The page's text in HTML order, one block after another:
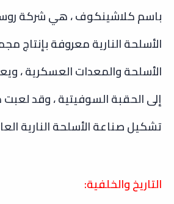
باسم كلاشينكوف ، هي شركة
الأسلحة النارية معروفة
الأسلحة والمعدات العسكرية ،
إلى الحقبة السوفيتية ، وقد
تشكيل صناعة الأسلحة النارية
التاريخ والخلفية: